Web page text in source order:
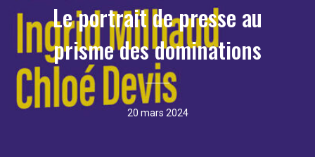
Le portrait de presse au
prisme des dominations
20 mars 2024